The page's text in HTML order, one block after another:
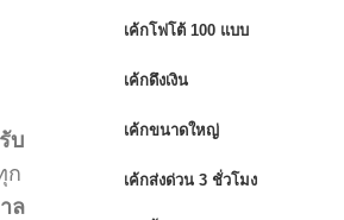
รับ
ก
ล
เค้กโฟโต้ 100 แบบ
เค้กดึงเงิน
เค้กขนาดใหญ่
เค้กส่งด่วน 3 ชั่วโมง